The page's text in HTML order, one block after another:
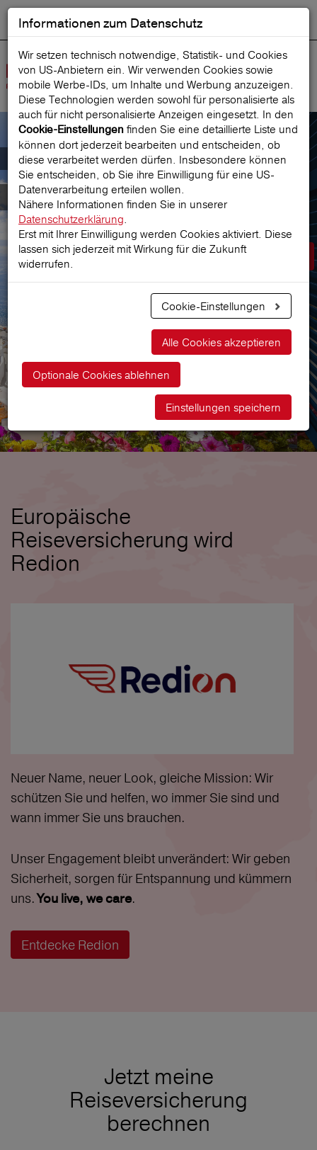
Suche starten
Der österreichische Marktführer für
Reiseversicherungen
Prämie berechnen
Europäische
Reiseversicherung wird
Redion
Neuer Name, neuer Look, gleiche Mission: Wir
schützen Sie und helfen, wo immer Sie sind und
wann immer Sie uns brauchen.
Unser Engagement bleibt unverändert: Wir geben
Sicherheit, sorgen für Entspannung und kümmern
uns.You live, we care.
Entdecke Redion
Jetzt meine
Reiseversicherung
berechnen
Informationen zum Datenschutz
Wir setzen technisch notwendige, Statistik- und Cookies
von US-Anbietern ein. Wir verwenden Cookies sowie
mobile Werbe‑IDs, um Inhalte und Werbung anzuzeigen.
Diese Technologien werden sowohl für personalisierte als
auch für nicht personalisierte Anzeigen eingesetzt. In den
Cookie-Einstellungen finden Sie eine detaillierte Liste und
können dort jederzeit bearbeiten und entscheiden, ob
diese verarbeitet werden dürfen. Insbesondere können
Sie entscheiden, ob Sie ihre Einwilligung für eine US-
Datenverarbeitung erteilen wollen.
Nähere Informationen finden Sie in unserer
Datenschutzerklärung.
Erst mit Ihrer Einwilligung werden Cookies aktiviert. Diese
lassen sich jederzeit mit Wirkung für die Zukunft
widerrufen.
Cookie-Einstellungen
Alle Cookies akzeptieren
Optionale Cookies ablehnen
Einstellungen speichern